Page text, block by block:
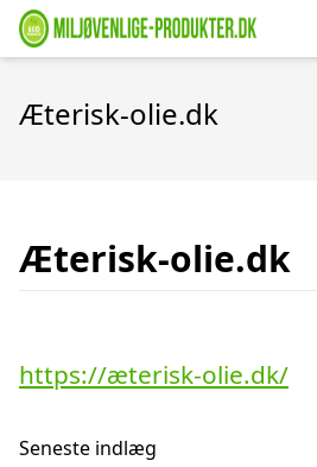
Æterisk-olie.dk
Æterisk-olie.dk
https://æterisk-olie.dk/
Seneste indlæg